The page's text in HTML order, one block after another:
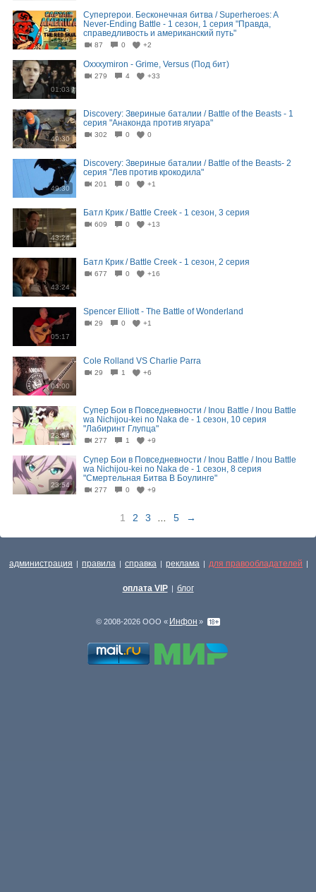
54:29
Супергерои. Бесконечная битва / Superheroes: A
Never-Ending Battle - 1 сезон, 1 серия "Правда,
справедливость и американский путь"
87 0 +2
01:03
Oxxxymiron - Grime, Versus (Под бит)
279 4 +33
49:30
Discovery: Звериные баталии / Battle of the Beasts - 1
серия "Анаконда против ягуара"
302 0 0
49:30
Discovery: Звериные баталии / Battle of the Beasts- 2
серия "Лев против крокодила"
201 0 +1
43:24
Батл Крик / Battle Creek - 1 сезон, 3 серия
609 0 +13
43:24
Батл Крик / Battle Creek - 1 сезон, 2 серия
677 0 +16
05:17
Spencer Elliott - The Battle of Wonderland
29 0 +1
04:00
Cole Rolland VS Charlie Parra
29 1 +6
23:54
Супер Бои в Повседневности / Inou Battle / Inou Battle
wa Nichijou-kei no Naka de - 1 сезон, 10 серия
"Лабиринт Глупца"
277 1 +9
23:54
Супер Бои в Повседневности / Inou Battle / Inou Battle
wa Nichijou-kei no Naka de - 1 сезон, 8 серия
"Смертельная Битва В Боулинге"
277 0 +9
1 2 3 5 →
администрация | правила | справка | реклама | для правообладателей |
оплата VIP | блог
© 2008-2026 ООО « Инфон »